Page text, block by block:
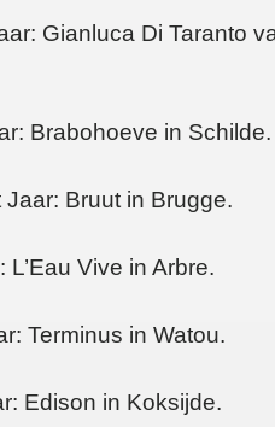
Gianluca Di Taranto
Brabohoeve in Schilde.
Bruut in Brugge.
Vive in Arbre.
Terminus in Watou.
Edison in Koksijde.